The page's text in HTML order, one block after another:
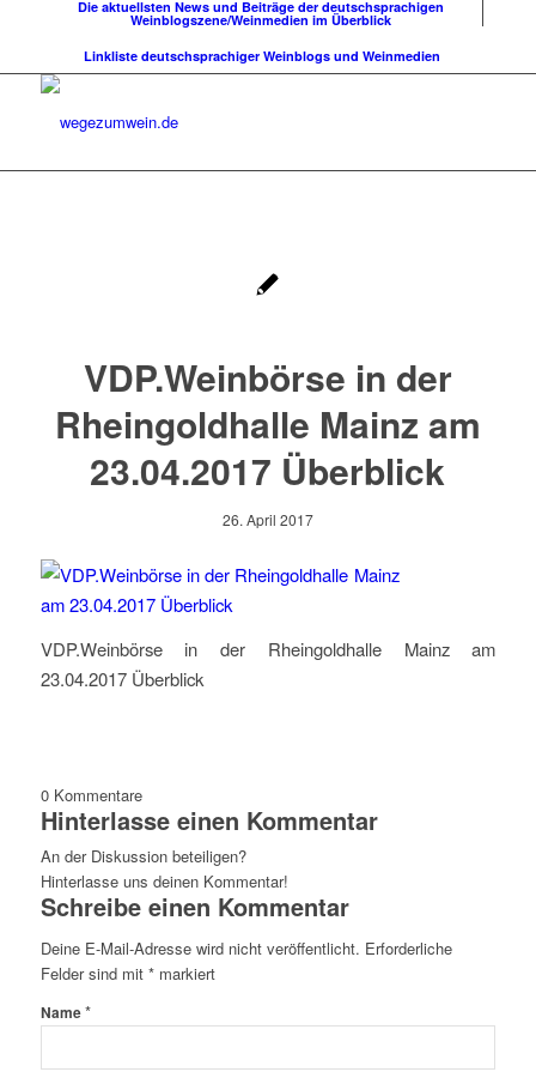
Die aktuellsten News und Beiträge der deutschsprachigen
Weinblogszene/Weinmedien im Überblick
Linkliste deutschsprachiger Weinblogs und Weinmedien
VDP.Weinbörse in der
Rheingoldhalle Mainz am
23.04.2017 Überblick
26. April 2017
VDP.Weinbörse in der Rheingoldhalle Mainz am
23.04.2017 Überblick
0 Kommentare
Hinterlasse einen Kommentar
An der Diskussion beteiligen?
Hinterlasse uns deinen Kommentar!
Schreibe einen Kommentar
Deine E-Mail-Adresse wird nicht veröffentlicht. Erforderliche
Felder sind mit *markiert
Name*